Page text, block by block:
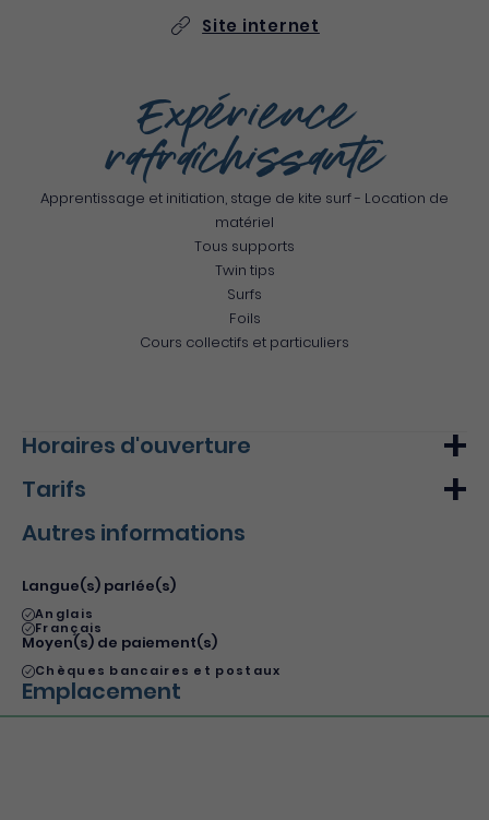
Expérience
rafraîchissante
Apprentissage et initiation, stage de kite surf - Location de
matériel
Tous supports
Twin tips
Surfs
Foils
Cours collectifs et particuliers
Horaires d'ouverture
Lundi
14h30 - 17h30
Mardi
Vendredi
Samedi
Tarifs
Tarif de base - adulte plein tarif
Du 1 janvier 2014 au 31 décembre 2014
Autres informations
Langue(s) parlée(s)
Anglais
Français
Moyen(s) de paiement(s)
Chèques bancaires et postaux
Emplacement
Site internet